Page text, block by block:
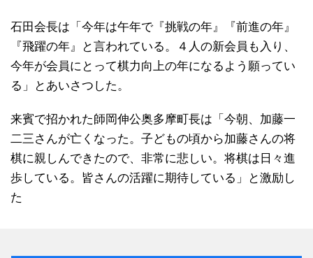
石田会長は「今年は午年で『挑戦の年』『前進の年』
『飛躍の年』と言われている。４人の新会員も入り、
今年が会員にとって棋力向上の年になるよう願ってい
る」とあいさつした。
来賓で招かれた師岡伸公奥多摩町長は「今朝、加藤一
二三さんが亡くなった。子どもの頃から加藤さんの将
棋に親しんできたので、非常に悲しい。将棋は日々進
歩している。皆さんの活躍に期待している」と激励し
た